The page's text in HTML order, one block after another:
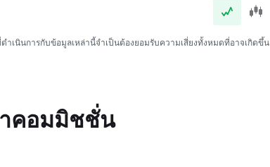
เนินการกับข้อมูลเหล่านี้จำเป็นต้องยอมรับความเสี่ยงทั้งหมดที่อาจเกิดขึ้น
คอมมิชชั่น